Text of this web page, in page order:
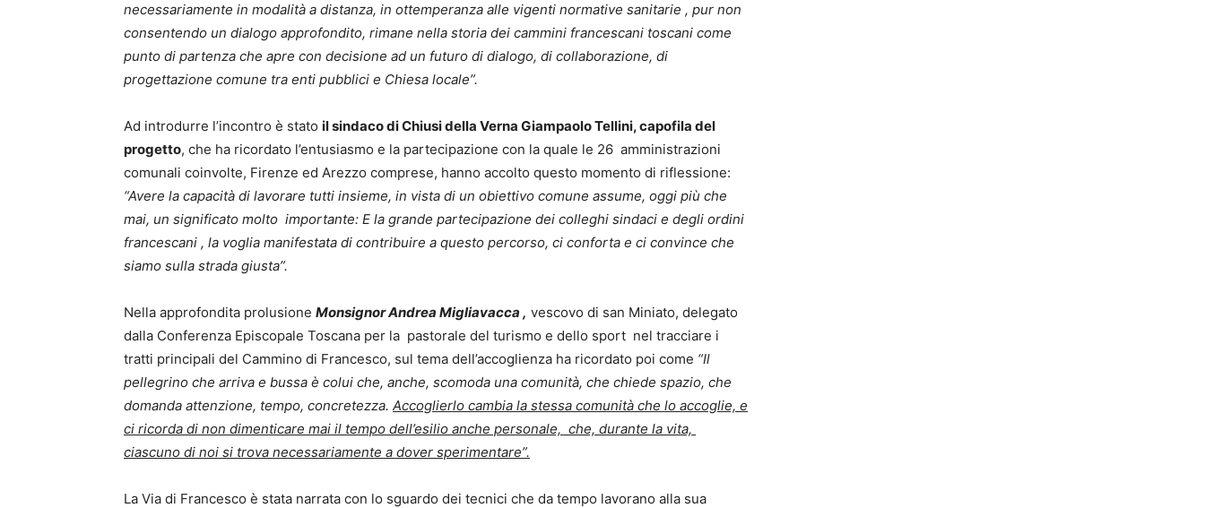
necessariamente in modalità a distanza, in ottemperanza alle vigenti normative sanitarie , pur non
consentendo un dialogo approfondito, rimane nella storia dei cammini francescani toscani come
punto di partenza che apre con decisione ad un futuro di dialogo, di collaborazione, di
progettazione comune tra enti pubblici e Chiesa locale”.
Ad introdurre l’incontro è stato il sindaco di Chiusi della Verna Giampaolo Tellini, capofila del
progetto, che ha ricordato l’entusiasmo e la partecipazione con la quale le 26 amministrazioni
comunali coinvolte, Firenze ed Arezzo comprese, hanno accolto questo momento di riflessione:
“Avere la capacità di lavorare tutti insieme, in vista di un obiettivo comune assume, oggi più che
mai, un significato molto importante: E la grande partecipazione dei colleghi sindaci e degli ordini
francescani , la voglia manifestata di contribuire a questo percorso, ci conforta e ci convince che
siamo sulla strada giusta”.
Nella approfondita prolusione Monsignor Andrea Migliavacca , vescovo di san Miniato, delegato
dalla Conferenza Episcopale Toscana per la pastorale del turismo e dello sport nel tracciare i
tratti principali del Cammino di Francesco, sul tema dell’accoglienza ha ricordato poi come “Il
pellegrino che arriva e bussa è colui che, anche, scomoda una comunità, che chiede spazio, che
domanda attenzione, tempo, concretezza. Accoglierlo cambia la stessa comunità che lo accoglie, e
ci ricorda di non dimenticare mai il tempo dell’esilio anche personale, che, durante la vita,
ciascuno di noi si trova necessariamente a dover sperimentare”.
La Via di Francesco è stata narrata con lo sguardo dei tecnici che da tempo lavorano alla sua